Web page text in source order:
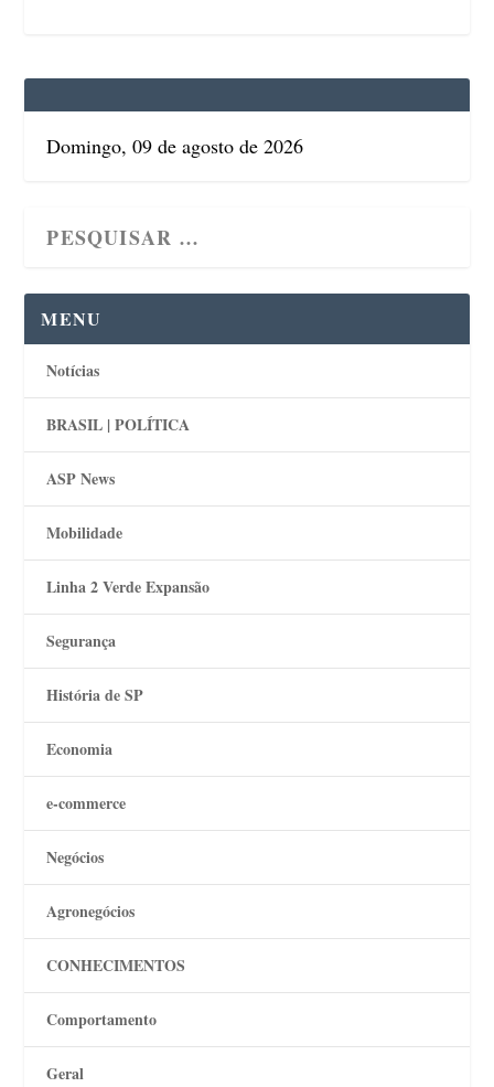
Domingo, 09 de agosto de 2026
MENU
Notícias
BRASIL | POLÍTICA
ASP News
Mobilidade
Linha 2 Verde Expansão
Segurança
História de SP
Economia
e-commerce
Negócios
Agronegócios
CONHECIMENTOS
Comportamento
Geral